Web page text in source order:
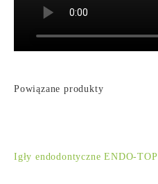
Powiązane produkty
Igły endodontyczne ENDO-TOP